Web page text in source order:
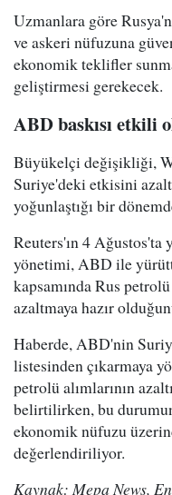
Uzmanlara göre
ve askeri nüfuzuna
ekonomik teklifler
geliştirmesi gerekecek.
ABD baskısı etkili
Büyükelçi değişikliği,
Suriye'deki etkisini
yoğunlaştığı bir
Reuters'ın 4 Ağustos'ta
yönetimi, ABD ile
kapsamında Rus
azaltmaya hazır
Haberde, ABD'nin
listesinden çıkarmaya
petrolü alımlarının
belirtilirken, bu
ekonomik nüfuzu
değerlendiriliyor.
Kaynak: Mepa News,